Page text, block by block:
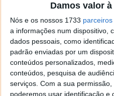
Damos valor
Nós e os nossos 1733 parceiros
a informações num dispositivo,
dados pessoais, como
padrão enviadas por um
conteúdos personalizados,
conteúdos, pesquisa de
serviços. Com a sua
poderemos usar identificação e
Para elevar ainda mais
garantias aos
novidade. A cifra ponto a
trocadas no Messenger
os utilizadores, nas suas